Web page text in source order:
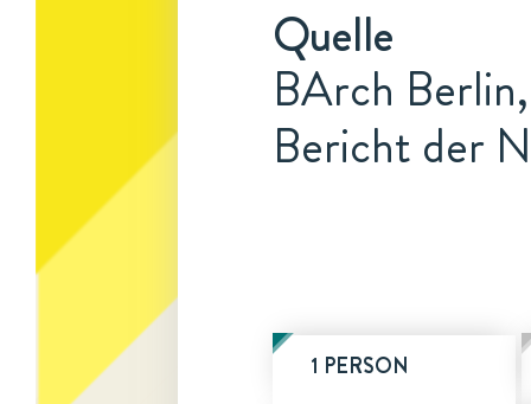
Quelle
BArch
Bericht der
1 PERSON